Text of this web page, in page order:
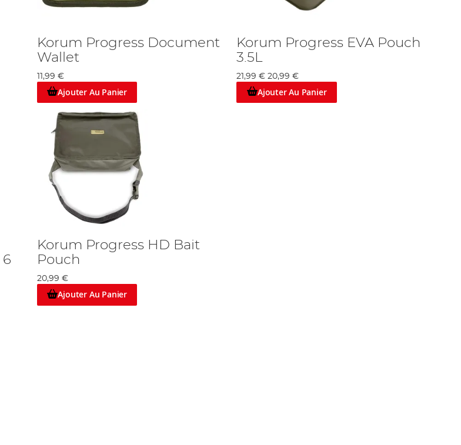
Korum Progress Document
Wallet
11,99 €
Ajouter Au Panier
Korum Progress EVA Pouch
3.5L
21,99 € 20,99 €
Ajouter Au Panier
6
Korum Progress HD Bait
Pouch
20,99 €
Ajouter Au Panier